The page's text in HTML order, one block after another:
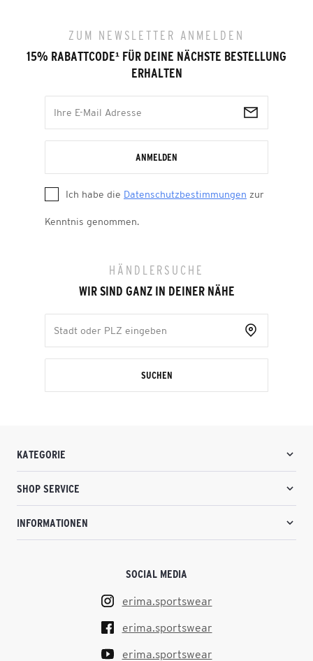
ZUM NEWSLETTER ANMELDEN
15% RABATTCODE¹ FÜR DEINE NÄCHSTE BESTELLUNG
ERHALTEN
ANMELDEN
Ich habe die Datenschutzbestimmungen zur
Kenntnis genommen.
HÄNDLERSUCHE
WIR SIND GANZ IN DEINER NÄHE
SUCHEN
KATEGORIE
SHOP SERVICE
INFORMATIONEN
SOCIAL MEDIA
erima.sportswear
erima.sportswear
erima.sportswear